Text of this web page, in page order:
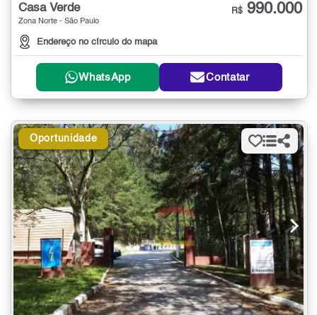
Casa Verde
Zona Norte - São Paulo
Endereço no círculo do mapa
R$ 990.000
WhatsApp Contatar
Oportunidade